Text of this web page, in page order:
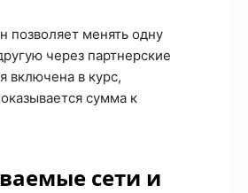
позволяет менять одну
через партнерские
включена в курс,
сумма к
сети и